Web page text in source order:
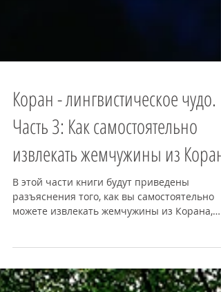
Коран - лингвистическое чудо.
Часть 3: Как самостоятельно
извлекать жемчужины из Корана